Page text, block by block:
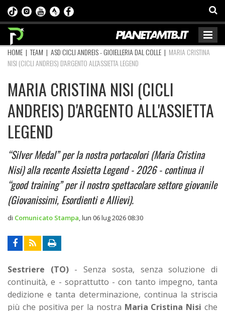
HOME |TEAM | ASD CICLI ANDREIS - GIOIELLERIA DAL COLLE | MARIA CRISTINA
NISI (CICLI ANDREIS) D'ARGENTO ALL'ASSIETTA LEGEND
MARIA CRISTINA NISI (CICLI
ANDREIS) D'ARGENTO ALL'ASSIETTA
LEGEND
“Silver Medal” per la nostra portacolori (Maria Cristina
Nisi) alla recente Assietta Legend - 2026 - continua il
“good training” per il nostro spettacolare settore giovanile
(Giovanissimi, Esordienti e Allievi).
di Comunicato Stampa lun 06 lug 2026 08:30
Sestriere (TO)- Senza sosta, senza soluzione di
continuità, e - soprattutto - con tanto impegno, tanta
dedizione e tanta determinazione, continua la striscia
più che positiva per la nostra Maria Cristina Nisi che